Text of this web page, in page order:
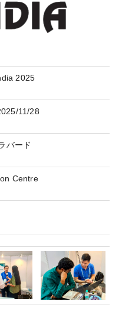
2025
11/28
バード
Centre